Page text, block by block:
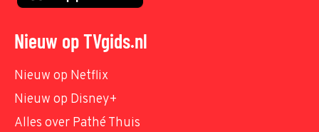
Nieuw op TVgids.nl
Nieuw op Netflix
Nieuw op Disney+
Alles over Pathé Thuis